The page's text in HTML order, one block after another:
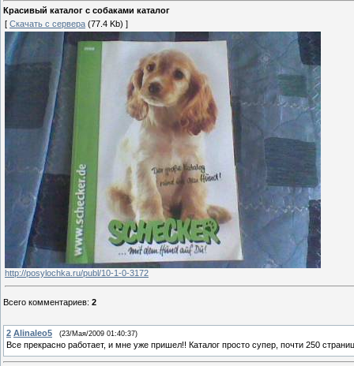
Красивый каталог с собаками каталог
[ Скачать с сервера (77.4 Kb) ]
http://posylochka.ru/publ/10-1-0-3172
Всего комментариев: 2
2 Alinaleo5 (23/Мая/2009 01:40:37)
Все прекрасно работает, и мне уже пришел!! Каталог просто супер, почти 250